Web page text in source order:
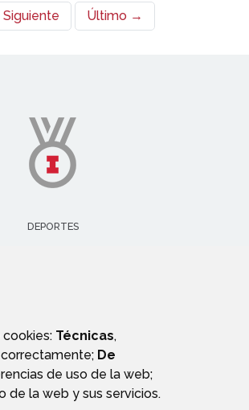
Técnicas,
De
de uso de la web;
de la web y sus servicios.
Siguiente Último →
DEPORTES